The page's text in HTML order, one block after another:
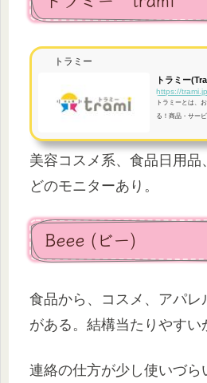
トラミー
トラミー
https://
トラミーとは、
る！商品・サー
美容コスメ系、食品日用品
どのモニターあり。
Beee (ビー)
食品から、コスメ、アパレ
がある。結構当たりやすい
連絡の仕方が少し使いづら